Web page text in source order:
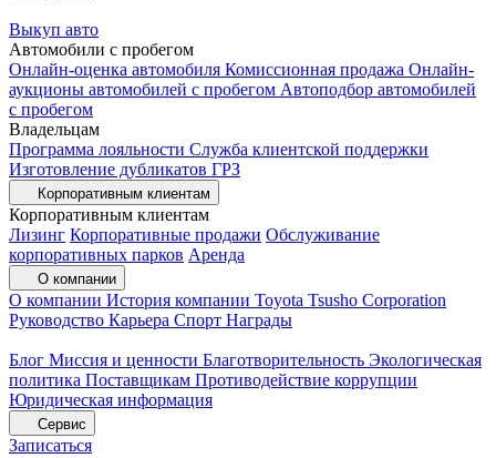
Выкуп авто
Автомобили с пробегом
Онлайн-оценка автомобиля Комиссионная продажа Онлайн-
аукционы автомобилей с пробегом Автоподбор автомобилей
с пробегом
Владельцам
Программа лояльности Служба клиентской поддержки
Изготовление дубликатов ГРЗ
Корпоративным клиентам
Корпоративным клиентам
Лизинг Корпоративные продажи Обслуживание
корпоративных парков Аренда
О компании
О компании История компании Toyota Tsusho Corporation
Руководство Карьера Спорт Награды
Блог Миссия и ценности Благотворительность Экологическая
политика Поставщикам Противодействие коррупции
Юридическая информация
Сервис
Записаться